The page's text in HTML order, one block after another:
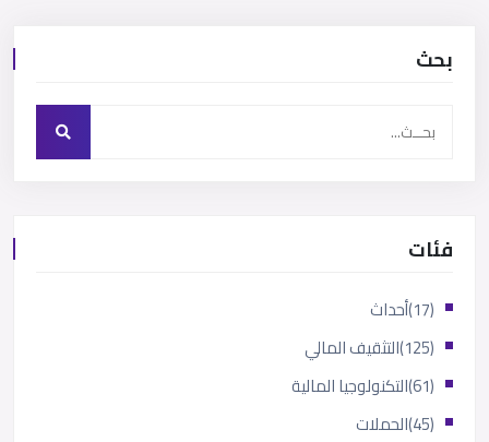
بحث
فئات
أحداث
(17)
التثقيف المالي
(125)
التكنولوجيا المالية
(61)
الحملات
(45)